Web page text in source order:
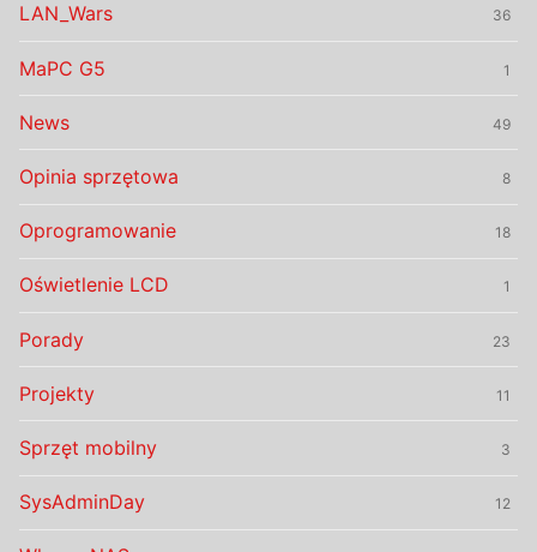
LAN_Wars 36
MaPC G5 1
News 49
Opinia sprzętowa 8
Oprogramowanie 18
Oświetlenie LCD 1
Porady 23
Projekty 11
Sprzęt mobilny 3
SysAdminDay 12